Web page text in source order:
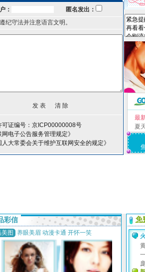
：
匿名发出：
纪守法并注意语言文明。
可证编号：京ICP00000008号
电子公告服务管理规定》
大常委会关于维护互联网安全的规定》
最
夏